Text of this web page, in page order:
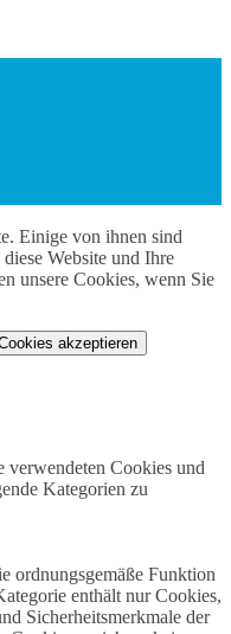
Einige von ihnen sind
Website und Ihre
unsere Cookies, wenn Sie
akzeptieren
verwendeten Cookies und
Kategorien zu
ordnungsgemäße Funktion
enthält nur Cookies,
Sicherheitsmerkmale der